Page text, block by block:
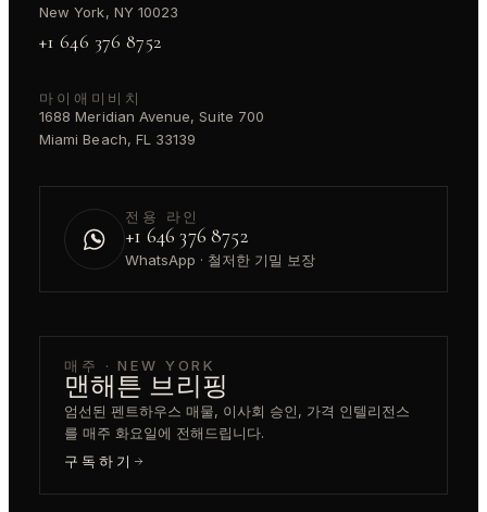
New York, NY 10023
+1 646 376 8752
마이애미비치
1688 Meridian Avenue, Suite 700
Miami Beach, FL 33139
전용 라인
+1 646 376 8752
WhatsApp · 철저한 기밀 보장
매주 · NEW YORK
맨해튼 브리핑
엄선된 펜트하우스 매물, 이사회 승인, 가격 인텔리전스
를 매주 화요일에 전해드립니다.
구독하기